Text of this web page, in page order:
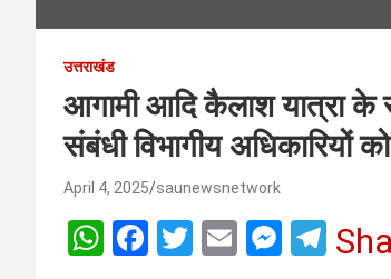
उत्तराखंड
आगामी आदि कैलाश यात्रा
संबंधी विभागीय अधिकारियों को
April 4, 2025 saunewsnetwork
W F
T
E
M T